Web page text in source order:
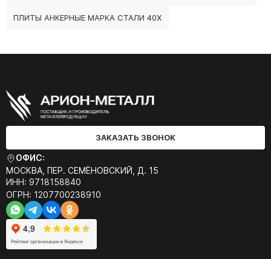
ПЛИТЫ АНКЕРНЫЕ МАРКА СТАЛИ 40Х
ЗАКАЗАТЬ ЗВОНОК
ОФИС:
МОСКВА, ПЕР. СЕМЁНОВСКИЙ, Д. 15
ИНН: 9718158840
ОГРН: 1207700238910